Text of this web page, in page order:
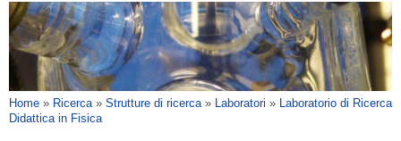
OSSERVATORIO
BIBLIOTECHE
SERVIZI
Tu sei qui
Home » Ricerca» Strutture di ricerca» Laboratori » Laboratorio di Ricerca
Didattica in Fisica